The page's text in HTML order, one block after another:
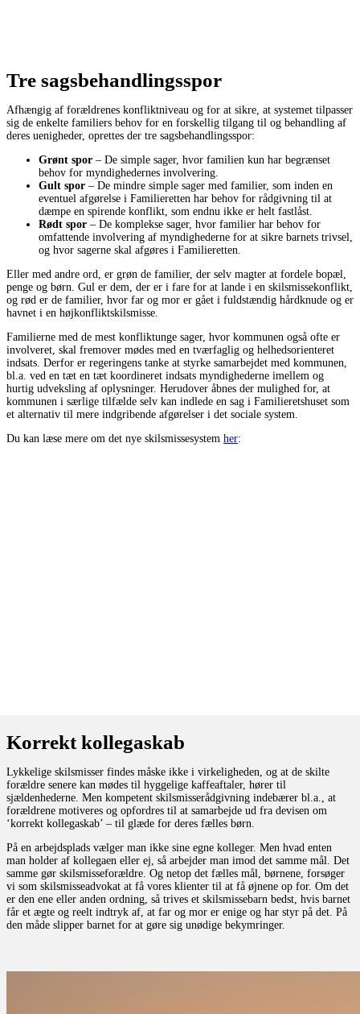
Tre sagsbehandlingsspor
Afhængig af forældrenes konfliktniveau og for at sikre, at systemet tilpasser
sig de enkelte familiers behov for en forskellig tilgang til og behandling af
deres uenigheder, oprettes der tre sagsbehandlingsspor:
Grønt spor – De simple sager, hvor familien kun har begrænset
behov for myndighedernes involvering.
Gult spor – De mindre simple sager med familier, som inden en
eventuel afgørelse i Familieretten har behov for rådgivning til at
dæmpe en spirende konflikt, som endnu ikke er helt fastlåst.
Rødt spor – De komplekse sager, hvor familier har behov for
omfattende involvering af myndighederne for at sikre barnets trivsel,
og hvor sagerne skal afgøres i Familieretten.
Eller med andre ord, er grøn de familier, der selv magter at fordele bopæl,
penge og børn. Gul er dem, der er i fare for at lande i en skilsmissekonflikt,
og rød er de familier, hvor far og mor er gået i fuldstændig hårdknude og er
havnet i en højkonfliktskilsmisse.
Familierne med de mest konfliktunge sager, hvor kommunen også ofte er
involveret, skal fremover mødes med en tværfaglig og helhedsorienteret
indsats. Derfor er regeringens tanke at styrke samarbejdet med kommunen,
bl.a. ved en tæt en tæt koordineret indsats myndighederne imellem og
hurtig udveksling af oplysninger. Herudover åbnes der mulighed for, at
kommunen i særlige tilfælde selv kan indlede en sag i Familieretshuset som
et alternativ til mere indgribende afgørelser i det sociale system.
Du kan læse mere om det nye skilsmissesystem her:
Korrekt kollegaskab
Lykkelige skilsmisser findes måske ikke i virkeligheden, og at de skilte
forældre senere kan mødes til hyggelige kaffeaftaler, hører til
sjældenhederne. Men kompetent skilsmisserådgivning indebærer bl.a., at
forældrene motiveres og opfordres til at samarbejde ud fra devisen om
‘korrekt kollegaskab’ – til glæde for deres fælles børn.
På en arbejdsplads vælger man ikke sine egne kolleger. Men hvad enten
man holder af kollegaen eller ej, så arbejder man imod det samme mål. Det
samme gør skilsmisseforældre. Og netop det fælles mål, børnene, forsøger
vi som skilsmisseadvokat at få vores klienter til at få øjnene op for. Om det
er den ene eller anden ordning, så trives et skilsmissebarn bedst, hvis barnet
får et ægte og reelt indtryk af, at far og mor er enige og har styr på det. På
den måde slipper barnet for at gøre sig unødige bekymringer.